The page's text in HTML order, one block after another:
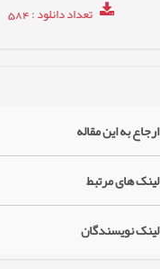
تعداد دانلود: 584
ارجاع به این مقاله
لینک های مرتبط
لینک نویسندگان